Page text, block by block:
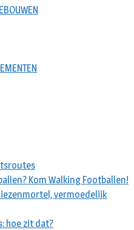
Kom Walking Footballen!
vermoedelijk
hoe zit dat?